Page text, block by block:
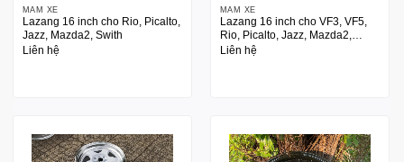
MÂM XE
Lazang 16 inch cho Rio, Picalto,
Jazz, Mazda2, Swith
Liên hệ
MÂM XE
Lazang 16 inch cho VF3, VF5,
Rio, Picalto, Jazz, Mazda2,
Swith
Liên hệ